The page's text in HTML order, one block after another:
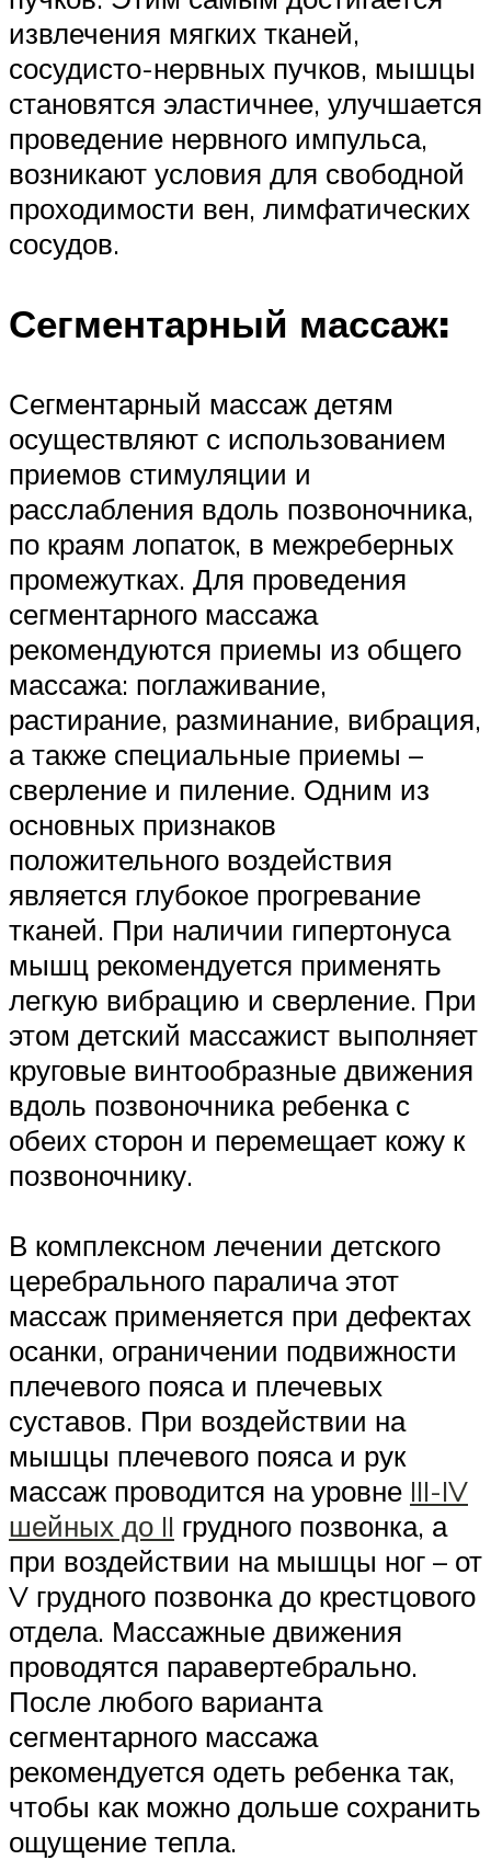
извлечения мягких тканей,
сосудисто-нервных пучков, мышцы
становятся эластичнее, улучшается
проведение нервного импульса,
возникают условия для свободной
проходимости вен, лимфатических
сосудов.
Сегментарный массаж:
Сегментарный массаж детям
осуществляют с использованием
приемов стимуляции и
расслабления вдоль позвоночника,
по краям лопаток, в межреберных
промежутках. Для проведения
сегментарного массажа
рекомендуются приемы из общего
массажа: поглаживание,
растирание, разминание, вибрация,
а также специальные приемы –
сверление и пиление. Одним из
основных признаков
положительного воздействия
является глубокое прогревание
тканей. При наличии гипертонуса
мышц рекомендуется применять
легкую вибрацию и сверление. При
этом детский массажист выполняет
круговые винтообразные движения
вдоль позвоночника ребенка с
обеих сторон и перемещает кожу к
позвоночнику.
В комплексном лечении детского
церебрального паралича этот
массаж применяется при дефектах
осанки, ограничении подвижности
плечевого пояса и плечевых
суставов. При воздействии на
мышцы плечевого пояса и рук
массаж проводится на уровне III-IV
шейных до II грудного позвонка, а
при воздействии на мышцы ног – от
V грудного позвонка до крестцового
отдела. Массажные движения
проводятся паравертебрально.
После любого варианта
сегментарного массажа
рекомендуется одеть ребенка так,
чтобы как можно дольше сохранить
ощущение тепла.